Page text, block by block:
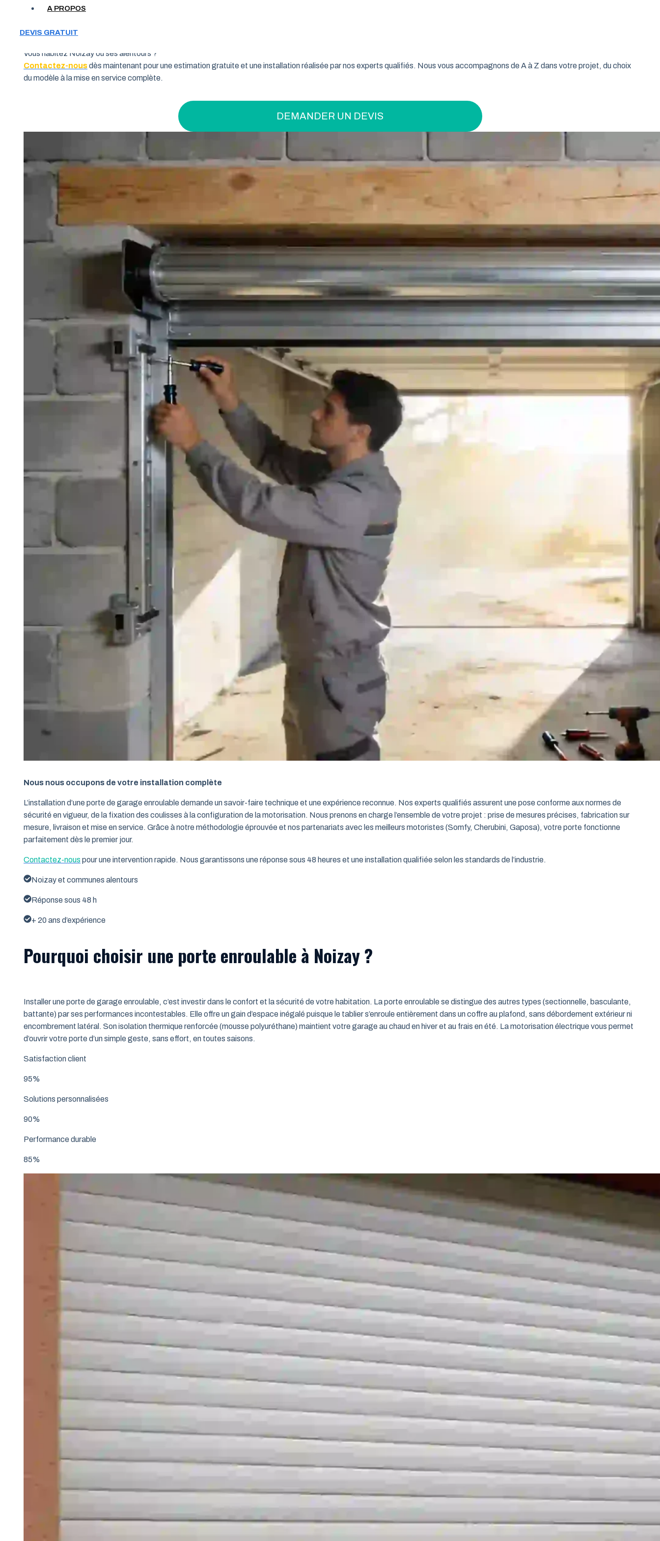
A PROPOS
DEVIS GRATUIT
Votre garage manque de place et vous cherchez une solution pratique pour optimiser votre espace ? La porte de garage enroulable est la réponse idéale pour les propriétaires qui
pourquoi de nombreux habitants de la région Centre-Val de Loire font confiance à ce type de porte pour sécuriser leur garage tout en gardant un espace maximal à l’intérieur.
Vous habitez Noizay ou ses alentours ?
Contactez-nousdès maintenant pour une estimation gratuite et une installation réalisée par nos experts qualifiés. Nous vous accompagnons de A à Z dans votre projet, du choix
du modèle à la mise en service complète.
DEMANDER UN DEVIS
Nous nous occupons de votre installation complète
L’installation d’une porte de garage enroulable demande un savoir-faire technique et une expérience reconnue. Nos experts qualifiés assurent une pose conforme aux normes de
sécurité en vigueur, de la fixation des coulisses à la configuration de la motorisation. Nous prenons en charge l’ensemble de votre projet : prise de mesures précises, fabrication sur
mesure, livraison et mise en service. Grâce à notre méthodologie éprouvée et nos partenariats avec les meilleurs motoristes (Somfy, Cherubini, Gaposa), votre porte fonctionne
parfaitement dès le premier jour.
Contactez-nous pour une intervention rapide. Nous garantissons une réponse sous 48 heures et une installation qualifiée selon les standards de l’industrie.
Noizay et communes alentours
Réponse sous 48 h
+ 20 ans d’expérience
Pourquoi choisir une porte enroulable à Noizay ?
Installer une porte de garage enroulable, c’est investir dans le confort et la sécurité de votre habitation. La porte enroulable se distingue des autres types (sectionnelle, basculante,
battante) par ses performances incontestables. Elle offre un gain d’espace inégalé puisque le tablier s’enroule entièrement dans un coffre au plafond, sans débordement extérieur ni
encombrement latéral. Son isolation thermique renforcée (mousse polyuréthane) maintient votre garage au chaud en hiver et au frais en été. La motorisation électrique vous permet
d’ouvrir votre porte d’un simple geste, sans effort, en toutes saisons.
Satisfaction client
95%
Solutions personnalisées
90%
Performance durable
85%